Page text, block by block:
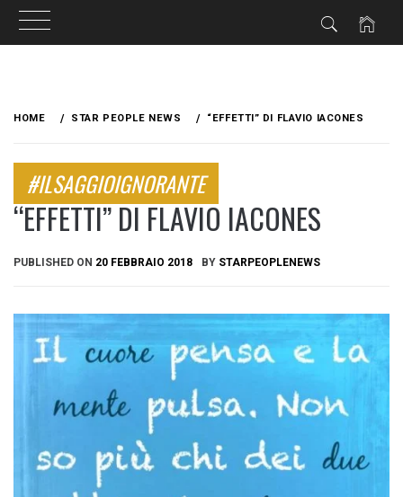
HOME STAR PEOPLE NEWS “EFFETTI” DI FLAVIO IACONES
#ILSAGGIOIGNORANTE
“EFFETTI” DI FLAVIO IACONES
PUBLISHED ON 20 FEBBRAIO 2018 BY STARPEOPLENEWS